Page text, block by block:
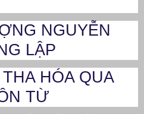
NGUYỄN
LẬP
HÓA QUA
TỪ